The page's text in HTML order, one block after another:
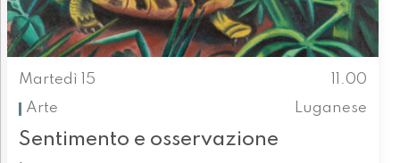
Martedì 15
11.00
Arte
Luganese
Sentimento e osservazione